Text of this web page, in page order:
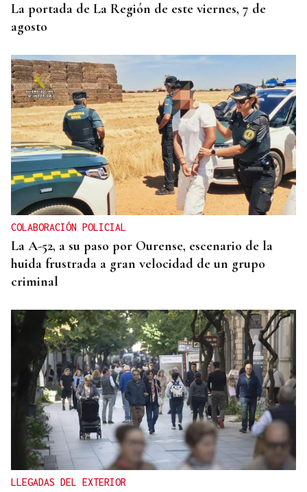
La portada de La Región de este viernes, 7 de
agosto
COLABORACIÓN POLICIAL
La A-52, a su paso por Ourense, escenario de la
huida frustrada a gran velocidad de un grupo
criminal
LLEGADAS DEL EXTERIOR